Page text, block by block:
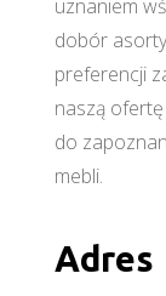
uznaniem
dobór
preferencji
naszą
do
mebli.
Adres